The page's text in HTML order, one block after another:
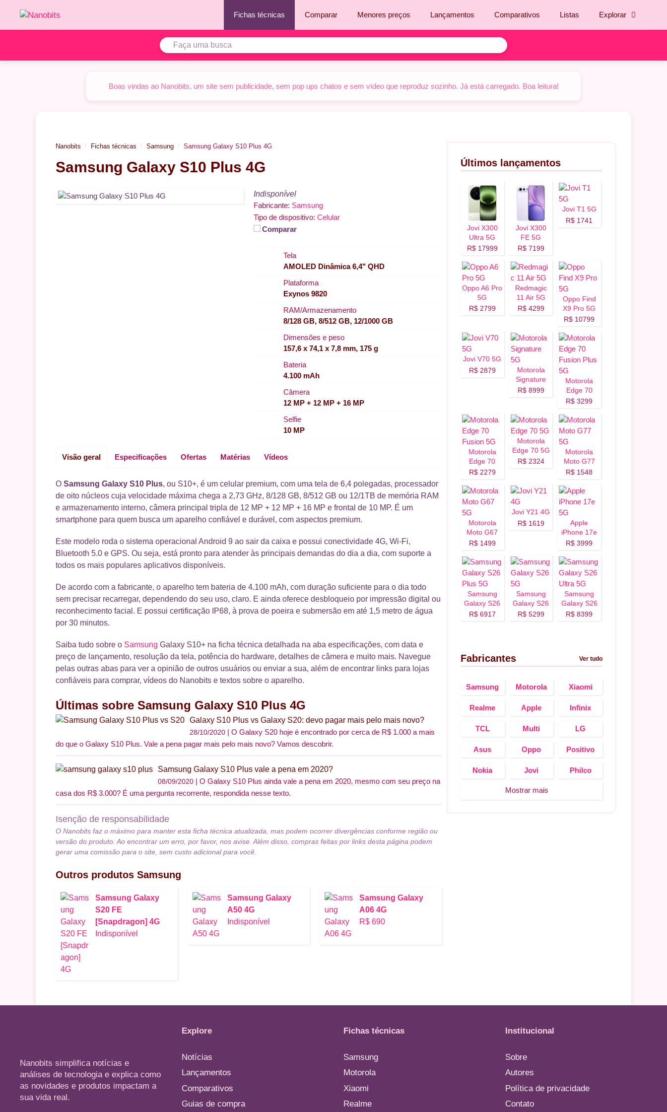
o
Fichas técnicas Comparar Menores preços Lançamentos Comparativos Listas Explorar
Boas vindas ao Nanobits, um site sem publicidade, sem pop ups chatos e sem vídeo que reproduz sozinho. Já está carregado. Boa leitura!
Nanobits Fichas técnicas Samsung Samsung Galaxy S10 Plus 4G
Samsung Galaxy S10 Plus 4G
Indisponível
Fabricante: Samsung
Tipo de dispositivo: Celular
Comparar
Tela
AMOLED Dinâmica 6,4" QHD
Plataforma
Exynos 9820
RAM/Armazenamento
8/128 GB, 8/512 GB, 12/1000 GB
Dimensões e peso
157,6 x 74,1 x 7,8 mm, 175 g
Bateria
4.100 mAh
Câmera
12 MP + 12 MP + 16 MP
Selfie
10 MP
Visão geral Especificações Ofertas Matérias Vídeos
O Samsung Galaxy S10 Plus, ou S10+, é um celular premium, com uma tela de 6,4 polegadas, processador
de oito núcleos cuja velocidade máxima chega a 2,73 GHz, 8/128 GB, 8/512 GB ou 12/1TB de memória RAM
e armazenamento interno, câmera principal tripla de 12 MP + 12 MP + 16 MP e frontal de 10 MP. É um
smartphone para quem busca um aparelho confiável e durável, com aspectos premium.
Este modelo roda o sistema operacional Android 9 ao sair da caixa e possui conectividade 4G, Wi-Fi,
Bluetooth 5.0 e GPS. Ou seja, está pronto para atender às principais demandas do dia a dia, com suporte a
todos os mais populares aplicativos disponíveis.
De acordo com a fabricante, o aparelho tem bateria de 4.100 mAh, com duração suficiente para o dia todo
sem precisar recarregar, dependendo do seu uso, claro. E ainda oferece desbloqueio por impressão digital ou
reconhecimento facial. E possui certificação IP68, à prova de poeira e submersão em até 1,5 metro de água
por 30 minutos.
Saiba tudo sobre o Samsung Galaxy S10+ na ficha técnica detalhada na aba especificações, com data e
preço de lançamento, resolução da tela, potência do hardware, detalhes de câmera e muito mais. Navegue
pelas outras abas para ver a opinião de outros usuários ou enviar a sua, além de encontrar links para lojas
confiáveis para comprar, vídeos do Nanobits e textos sobre o aparelho.
Últimas sobre Samsung Galaxy S10 Plus 4G
Galaxy S10 Plus vs Galaxy S20: devo pagar mais pelo mais novo?
28/10/2020
O Galaxy S20 hoje é encontrado por cerca de R$ 1.000 a mais
do que o Galaxy S10 Plus. Vale a pena pagar mais pelo mais novo? Vamos descobrir.
Samsung Galaxy S10 Plus vale a pena em 2020?
08/09/2020
O Galaxy S10 Plus ainda vale a pena em 2020, mesmo com seu preço na
casa dos R$ 3.000? É uma pergunta recorrente, respondida nesse texto.
Isenção de responsabilidade
O Nanobits faz o máximo para manter esta ficha técnica atualizada, mas podem ocorrer divergências conforme região ou
versão do produto. Ao encontrar um erro, por favor, nos avise. Além disso, compras feitas por links desta página podem
gerar uma comissão para o site, sem custo adicional para você.
Outros produtos Samsung
Samsung Galaxy
S20 FE
[Snapdragon] 4G
Indisponível
Samsung Galaxy
A50 4G
Indisponível
Samsung Galaxy
A06 4G
R$ 690
Últimos lançamentos
Jovi X300
Ultra 5G
R$ 17999
Jovi X300
FE 5G
R$ 7199
Jovi T1 5G
R$ 1741
Oppo A6 Pro
5G
R$ 2799
Redmagic
11 Air 5G
R$ 4299
Oppo Find
X9 Pro 5G
R$ 10799
Jovi V70 5G
R$ 2879
Motorola
Signature
5G
R$ 8999
Motorola
Edge 70
Fusion Plus
R$ 3299
Motorola
Edge 70
Fusion 5G
R$ 2279
Motorola
Edge 70 5G
R$ 2324
Motorola
Moto G77
5G
R$ 1548
Motorola
Moto G67
5G
R$ 1499
Jovi Y21 4G
R$ 1619
Apple
iPhone 17e
5G
R$ 3999
Samsung
Galaxy S26
Plus 5G
R$ 6917
Samsung
Galaxy S26
5G
R$ 5299
Samsung
Galaxy S26
Ultra 5G
R$ 8399
Fabricantes Ver tudo
Samsung Motorola Xiaomi
Realme Apple Infinix
TCL Multi LG
Asus Oppo Positivo
Nokia Jovi Philco
Mostrar mais
Nanobits simplifica notícias e
análises de tecnologia e explica como
as novidades e produtos impactam a
sua vida real.
Explore
Notícias
Lançamentos
Comparativos
Guias de compra
Fichas técnicas
Samsung
Motorola
Xiaomi
Realme
Institucional
Sobre
Autores
Política de privacidade
Contato